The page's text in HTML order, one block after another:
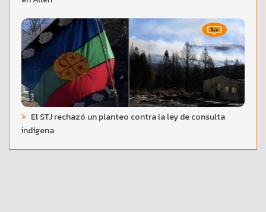
El STJ rechazó un planteo contra la ley de consulta
indígena